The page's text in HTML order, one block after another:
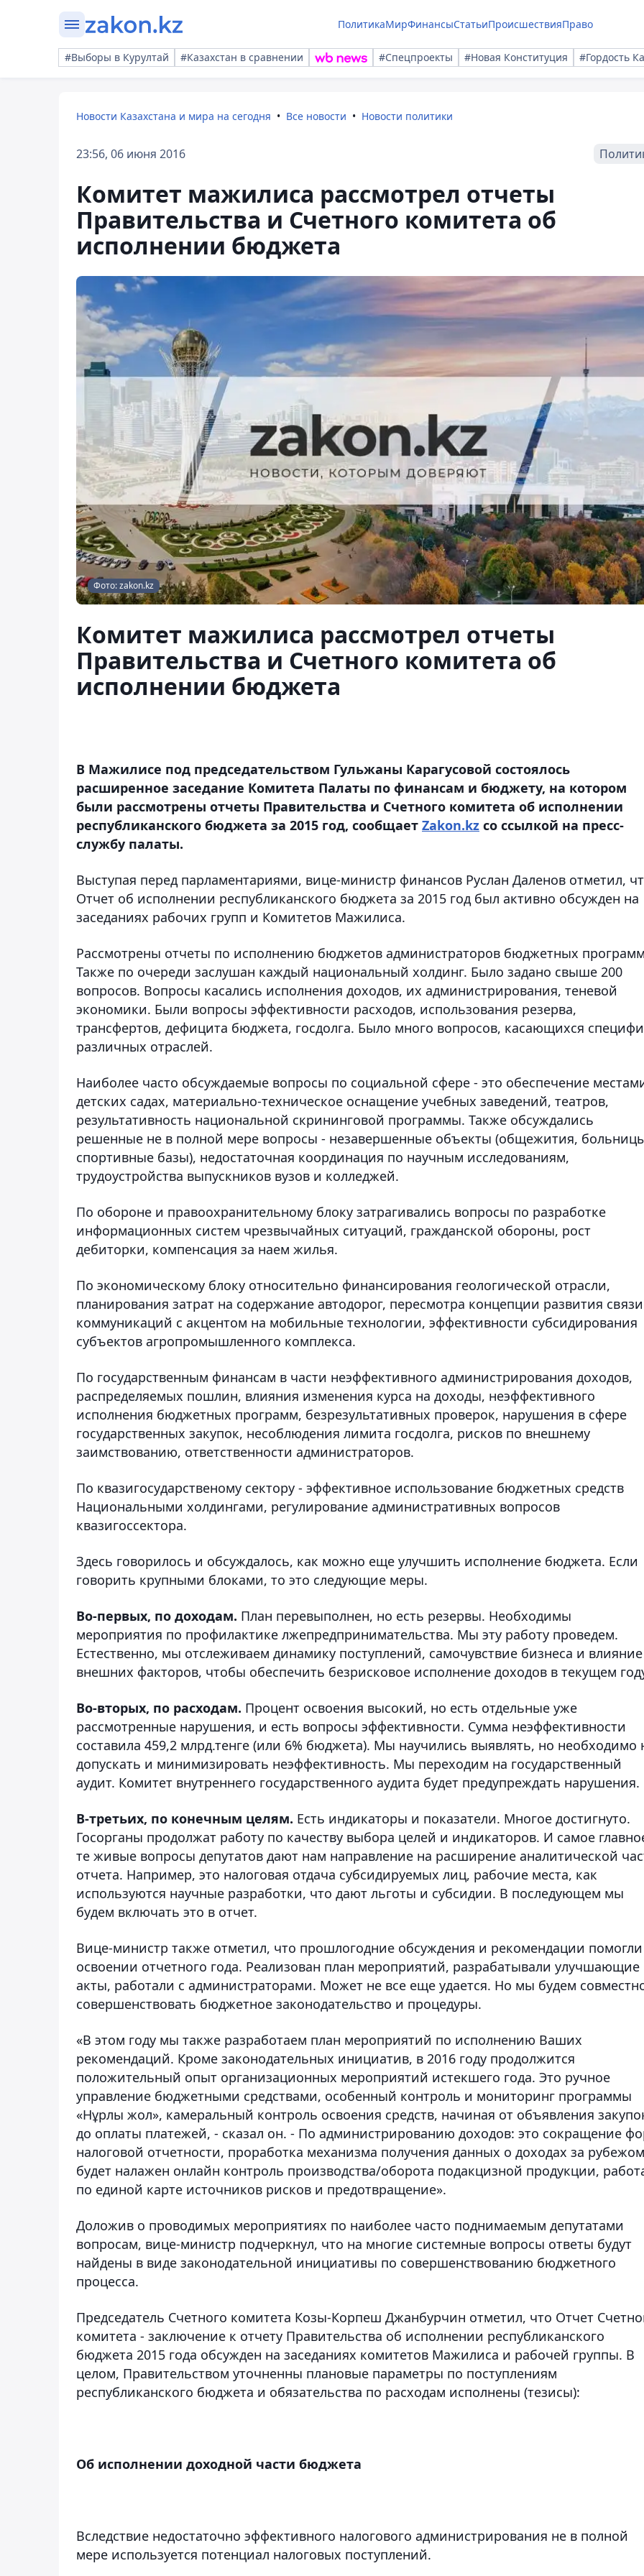
ПолитикаМирФинансыСтатьиПроисшествияПраво
#Выборы в Курултай #Казахстан в сравнении #Спецпроекты #Новая Конституция #Гордость
Новости Казахстана и мира на сегодня Все новости Новости политики
23:56, 06 июня 2016
Комитет мажилиса рассмотрел отчеты
Правительства и Счетного комитета об
исполнении бюджета
Фото: zakon.kz
Комитет мажилиса рассмотрел отчеты
Правительства и Счетного комитета об
исполнении бюджета
В Мажилисе под председательством Гульжаны Карагусовой состоялось
расширенное заседание Комитета Палаты по финансам и бюджету, на котором
были рассмотрены отчеты Правительства и Счетного комитета об исполнении
республиканского бюджета за 2015 год, сообщает Zakon.kz со ссылкой на пресс-
службу палаты.
Выступая перед парламентариями, вице-министр финансов Руслан Даленов отметил,
Отчет об исполнении республиканского бюджета за 2015 год был активно обсужден на
заседаниях рабочих групп и Комитетов Мажилиса.
Рассмотрены отчеты по исполнению бюджетов администраторов бюджетных
Также по очереди заслушан каждый национальный холдинг. Было задано свыше 200
вопросов. Вопросы касались исполнения доходов, их администрирования, теневой
экономики. Были вопросы эффективности расходов, использования резерва,
трансфертов, дефицита бюджета, госдолга. Было много вопросов, касающихся
различных отраслей.
Наиболее часто обсуждаемые вопросы по социальной сфере - это обеспечение
детских садах, материально-техническое оснащение учебных заведений, театров,
результативность национальной скрининговой программы. Также обсуждались
решенные не в полной мере вопросы - незавершенные объекты (общежития,
спортивные базы), недостаточная координация по научным исследованиям,
трудоустройства выпускников вузов и колледжей.
По обороне и правоохранительному блоку затрагивались вопросы по разработке
информационных систем чрезвычайных ситуаций, гражданской обороны, рост
дебиторки, компенсация за наем жилья.
По экономическому блоку относительно финансирования геологической отрасли,
планирования затрат на содержание автодорог, пересмотра концепции развития
коммуникаций с акцентом на мобильные технологии, эффективности субсидирования
субъектов агропромышленного комплекса.
По государственным финансам в части неэффективного администрирования доходов,
распределяемых пошлин, влияния изменения курса на доходы, неэффективного
исполнения бюджетных программ, безрезультативных проверок, нарушения в сфере
государственных закупок, несоблюдения лимита госдолга, рисков по внешнему
заимствованию, ответственности администраторов.
По квазигосударственому сектору - эффективное использование бюджетных средств
Национальными холдингами, регулирование административных вопросов
квазигоссектора.
Здесь говорилось и обсуждалось, как можно еще улучшить исполнение бюджета. Если
говорить крупными блоками, то это следующие меры.
Во-первых, по доходам. План перевыполнен, но есть резервы. Необходимы
мероприятия по профилактике лжепредпринимательства. Мы эту работу проведем.
Естественно, мы отслеживаем динамику поступлений, самочувствие бизнеса и влияние
внешних факторов, чтобы обеспечить безрисковое исполнение доходов в текущем
Во-вторых, по расходам. Процент освоения высокий, но есть отдельные уже
рассмотренные нарушения, и есть вопросы эффективности. Сумма неэффективности
составила 459,2 млрд.тенге (или 6% бюджета). Мы научились выявлять, но необходимо
допускать и минимизировать неэффективность. Мы переходим на государственный
аудит. Комитет внутреннего государственного аудита будет предупреждать нарушения.
В-третьих, по конечным целям. Есть индикаторы и показатели. Многое достигнуто.
Госорганы продолжат работу по качеству выбора целей и индикаторов. И самое
те живые вопросы депутатов дают нам направление на расширение аналитической
отчета. Например, это налоговая отдача субсидируемых лиц, рабочие места, как
используются научные разработки, что дают льготы и субсидии. В последующем мы
будем включать это в отчет.
Вице-министр также отметил, что прошлогодние обсуждения и рекомендации
освоении отчетного года. Реализован план мероприятий, разрабатывали улучшающие
акты, работали с администраторами. Может не все еще удается. Но мы будем
совершенствовать бюджетное законодательство и процедуры.
«В этом году мы также разработаем план мероприятий по исполнению Ваших
рекомендаций. Кроме законодательных инициатив, в 2016 году продолжится
положительный опыт организационных мероприятий истекшего года. Это ручное
управление бюджетными средствами, особенный контроль и мониторинг программы
«Нұрлы жол», камеральный контроль освоения средств, начиная от объявления
до оплаты платежей, - сказал он. - По администрированию доходов: это сокращение
налоговой отчетности, проработка механизма получения данных о доходах за
будет налажен онлайн контроль производства/оборота подакцизной продукции,
по единой карте источников рисков и предотвращение».
Доложив о проводимых мероприятиях по наиболее часто поднимаемым депутатами
вопросам, вице-министр подчеркнул, что на многие системные вопросы ответы будут
найдены в виде законодательной инициативы по совершенствованию бюджетного
процесса.
Председатель Счетного комитета Козы-Корпеш Джанбурчин отметил, что Отчет
комитета - заключение к отчету Правительства об исполнении республиканского
бюджета 2015 года обсужден на заседаниях комитетов Мажилиса и рабочей группы. В
целом, Правительством уточненны плановые параметры по поступлениям
республиканского бюджета и обязательства по расходам исполнены (тезисы):
Об исполнении доходной части бюджета
Вследствие недостаточно эффективного налогового администрирования не в полной
мере используется потенциал налоговых поступлений.